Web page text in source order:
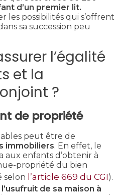
d’un premier lit.
les possibilités qui s’offrent
sa succession peu
l’égalité
et la
?
de propriété
peut être de
immobiliers. En effet, le
enfants d’obtenir à
propriété du bien
selon l’article 669 du CGI).
l’usufruit de sa maison à